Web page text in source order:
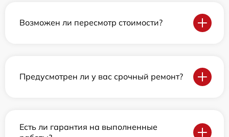
Возможен ли пересмотр стоимости?
Предусмотрен ли у вас срочный ремонт?
Есть ли гарантия на выполненные